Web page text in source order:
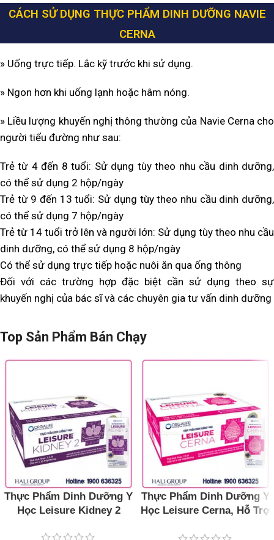
CÁCH SỬ DỤNG THỰC PHẨM DINH DƯỠNG NAVIE
CERNA
» Uống trực tiếp. Lắc kỹ trước khi sử dụng.
» Ngon hơn khi uống lạnh hoặc hâm nóng.
» Liều lượng khuyến nghị thông thường của Navie Cerna cho
người tiểu đường như sau:
Trẻ từ 4 đến 8 tuổi: Sử dụng tùy theo nhu cầu dinh dưỡng,
có thể sử dụng 2 hộp/ngày
Trẻ từ 9 đến 13 tuổi: Sử dụng tùy theo nhu cầu dinh dưỡng,
có thể sử dụng 7 hộp/ngày
Trẻ từ 14 tuổi trở lên và người lớn: Sử dụng tùy theo nhu cầu
dinh dưỡng, có thể sử dụng 8 hộp/ngày
Có thể sử dụng trực tiếp hoặc nuôi ăn qua ống thông
Đối với các trường hợp đặc biệt cần sử dụng theo sự
khuyến nghị của bác sĩ và các chuyên gia tư vấn dinh dưỡng
Top Sản Phẩm Bán Chạy
Thực Phẩm Dinh Dưỡng Y
Học Leisure Kidney 2
Thực Phẩm Dinh Dưỡng Y
Học Leisure Cerna, Hỗ Trợ